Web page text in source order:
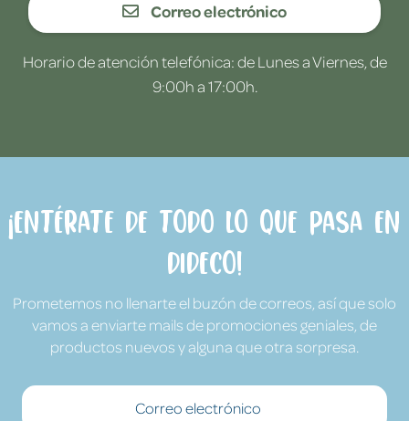
Correo electrónico
Horario de atención telefónica: de Lunes a Viernes, de
9:00h a 17:00h.
¡Entérate de todo lo que pasa en
Dideco!
Prometemos no llenarte el buzón de correos, así que solo
vamos a enviarte mails de promociones geniales, de
productos nuevos y alguna que otra sorpresa.